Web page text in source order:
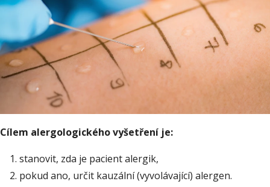
Cílem alergologického vyšetření je:
stanovit, zda je pacient alergik,
pokud ano, určit kauzální (vyvolávající) alergen.